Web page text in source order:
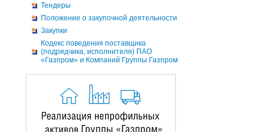
Тендеры
Положение о закупочной деятельности
Закупки
Кодекс поведения поставщика
(подрядчика, исполнителя) ПАО
«Газпром» и Компаний Группы Газпром